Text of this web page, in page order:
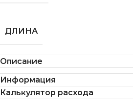
ДЛИНА
Описание
Информация
Калькулятор расхода